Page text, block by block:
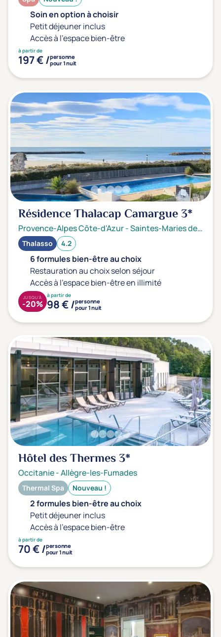
Soin en option à choisir
Petit déjeuner inclus
Accès à l'espace bien-être
à partir de
197 € /personne
pour 1 nuit
Résidence Thalacap Camargue3*
Provence-Alpes Côte-d'Azur-Saintes-Maries de la mer
Thalasso 4.2
6 formules bien-être au choix
Restauration au choix selon séjour
Accès à l'espace bien-être en illimité
à partir de
98 € /personne
pour 1 nuit
JUSQU'À
-20%
Hôtel des Thermes3*
Occitanie-Allègre-les-Fumades
Thermal Spa Nouveau !
2 formules bien-être au choix
Petit déjeuner inclus
Accès à l'espace bien-être
à partir de
70 € /personne
pour 1 nuit